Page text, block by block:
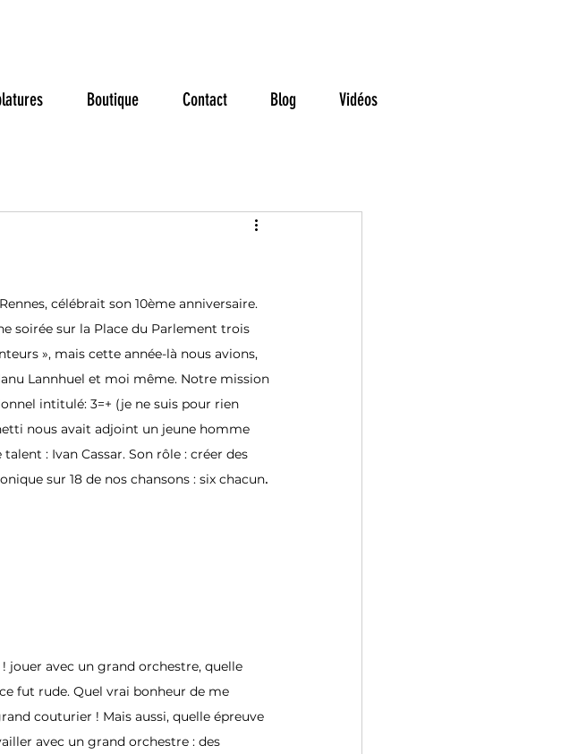
Boutique Contact Blog Vidéos
célébrait son 10ème anniversaire.
soirée sur la Place du Parlement trois
», mais cette année-là nous avions,
Lannhuel et moi même. Notre mission
intitulé: 3=+ (je ne suis pour rien
nous avait adjoint un jeune homme
: Ivan Cassar. Son rôle : créer des
sur 18 de nos chansons : six chacun.
jouer avec un grand orchestre, quelle
fut rude. Quel vrai bonheur de me
couturier ! Mais aussi, quelle épreuve
avec un grand orchestre : des